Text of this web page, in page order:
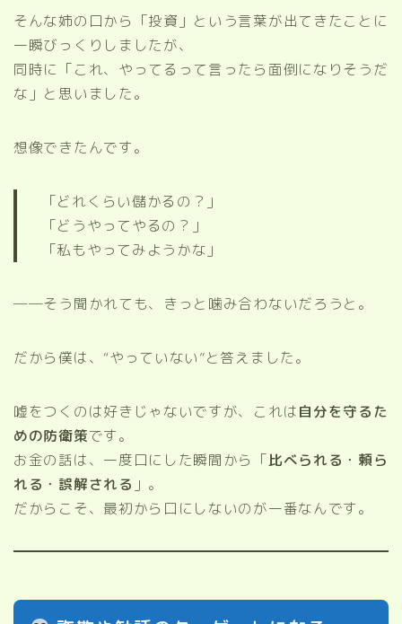
そんな姉の口から「投資」という言葉が出てきたことに
一瞬びっくりしましたが、
同時に「これ、やってるって言ったら面倒になりそうだ
な」と思いました。
想像できたんです。
「どれくらい儲かるの？」
「どうやってやるの？」
「私もやってみようかな」
──そう聞かれても、きっと噛み合わないだろうと。
だから僕は、“やっていない”と答えました。
嘘をつくのは好きじゃないですが、これは自分を守るた
めの防衛策です。
お金の話は、一度口にした瞬間から「比べられる・頼ら
れる・誤解される 」。
だからこそ、最初から口にしないのが一番なんです。